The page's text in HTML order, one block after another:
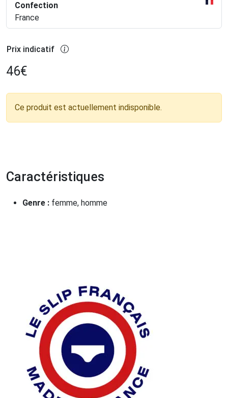
Confection
France
Prix indicatif
46€
Ce produit est actuellement indisponible.
Caractéristiques
Genre : femme, homme